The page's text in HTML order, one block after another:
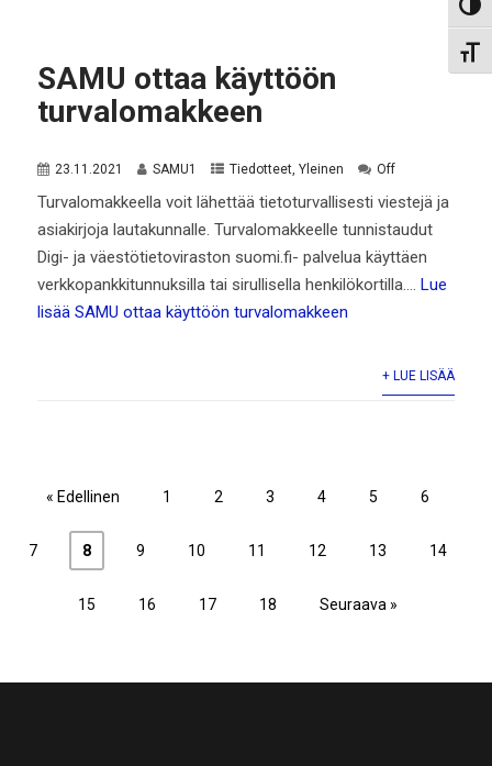
SAMU ottaa käyttöön
turvalomakkeen
23.11.2021 SAMU1 Tiedotteet,Yleinen Off
Turvalomakkeella voit lähettää tietoturvallisesti viestejä ja
asiakirjoja lautakunnalle. Turvalomakkeelle tunnistaudut
Digi- ja väestötietoviraston suomi.fi- palvelua käyttäen
verkkopankkitunnuksilla tai sirullisella henkilökortilla.… Lue
lisää SAMU ottaa käyttöön turvalomakkeen
+ LUE LISÄÄ
« Edellinen 1 2 3 4 5 6
7 8 9 10 11 12 13 14
15 16 17 18 Seuraava »